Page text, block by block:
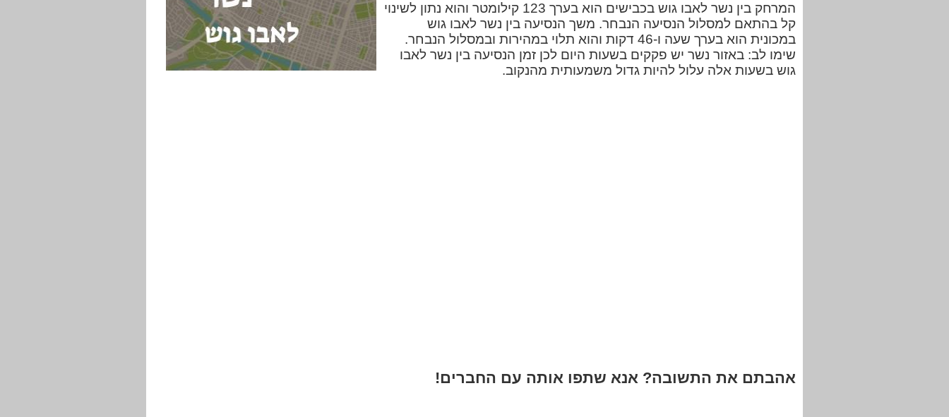
המרחק בין נשר לאבו גוש בכבישים הוא בערך 123 קילומטר והוא נתון לשינוי
קל בהתאם למסלול הנסיעה הנבחר. משך הנסיעה בין נשר לאבו גוש
במכונית הוא בערך שעה ו-46 דקות והוא תלוי במהירות ובמסלול הנבחר.
שימו לב: באזור נשר יש פקקים בשעות היום לכן זמן הנסיעה בין נשר לאבו
גוש בשעות אלה עלול להיות גדול משמעותית מהנקוב.
אהבתם את התשובה? אנא שתפו אותה עם החברים!